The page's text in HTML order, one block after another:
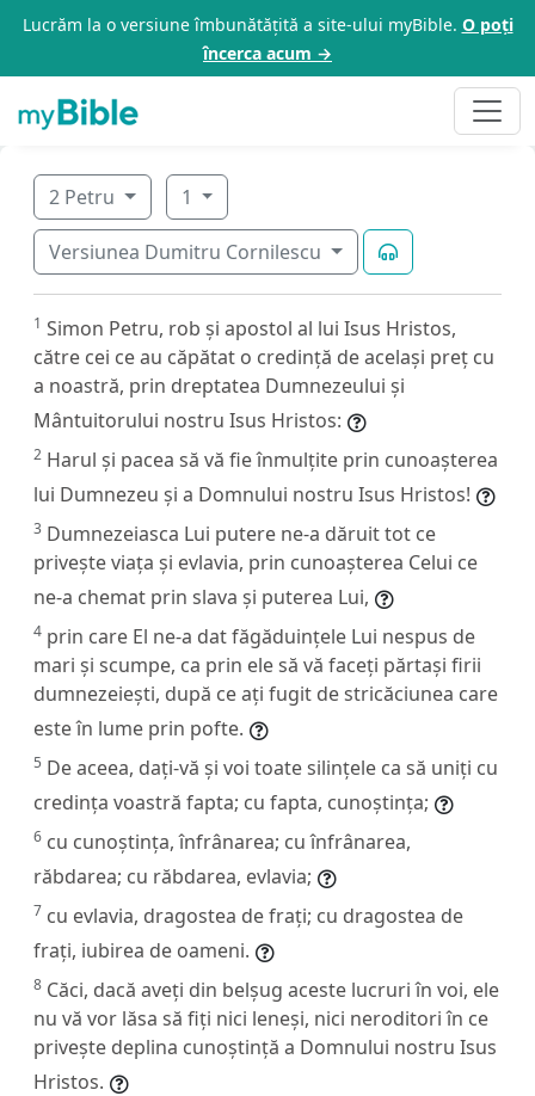
Lucrăm la o versiune îmbunătățită a site-ului myBible. O poți
încerca acum →
2 Petru 1
Versiunea Dumitru Cornilescu
1 Simon Petru, rob și apostol al lui Isus Hristos,
către cei ce au căpătat o credință de același preț cu
a noastră, prin dreptatea Dumnezeului și
Mântuitorului nostru Isus Hristos:
2 Harul și pacea să vă fie înmulțite prin cunoașterea
lui Dumnezeu și a Domnului nostru Isus Hristos!
3 Dumnezeiasca Lui putere ne-a dăruit tot ce
privește viața și evlavia, prin cunoașterea Celui ce
ne-a chemat prin slava și puterea Lui,
4 prin care El ne-a dat făgăduințele Lui nespus de
mari și scumpe, ca prin ele să vă faceți părtași firii
dumnezeiești, după ce ați fugit de stricăciunea care
este în lume prin pofte.
5 De aceea, dați-vă și voi toate silințele ca să uniți cu
credința voastră fapta; cu fapta, cunoștința;
6 cu cunoștința, înfrânarea; cu înfrânarea,
răbdarea; cu răbdarea, evlavia;
7 cu evlavia, dragostea de frați; cu dragostea de
frați, iubirea de oameni.
8 Căci, dacă aveți din belșug aceste lucruri în voi, ele
nu vă vor lăsa să fiți nici leneși, nici neroditori în ce
privește deplina cunoștință a Domnului nostru Isus
Hristos.